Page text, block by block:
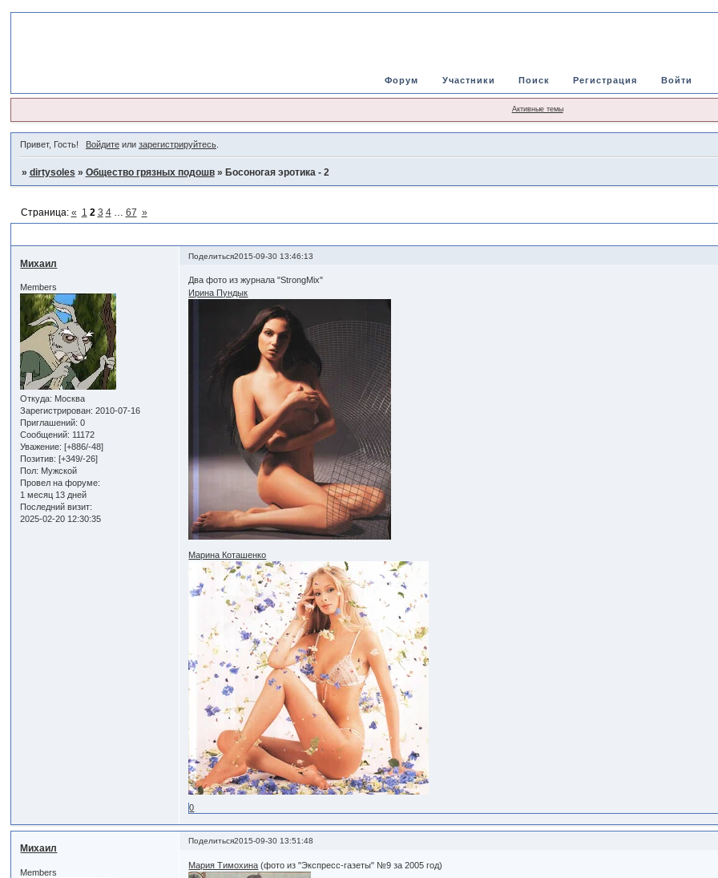
Форум Участники Поиск Регистрация Войти
Активные темы
Привет, Гость! Войдитеили зарегистрируйтесь.
» dirtysoles » Общество грязных подошв » Босоногая эротика - 2
Страница: « 1 2 3 4 … 67 »
Поделиться2015-09-30 13:46:13
Михаил
Members
Откуда: Москва
Зарегистрирован: 2010-07-16
Приглашений: 0
Сообщений: 11172
Уважение: [+886/-48]
Позитив: [+349/-26]
Пол: Мужской
Провел на форуме:
1 месяц 13 дней
Последний визит:
2025-02-20 12:30:35
Два фото из журнала "StrongMix"
Ирина Пундык
Марина Коташенко
0
Поделиться2015-09-30 13:51:48
Михаил
Members
Мария Тимохина (фото из "Экспресс-газеты" №9 за 2005 год)